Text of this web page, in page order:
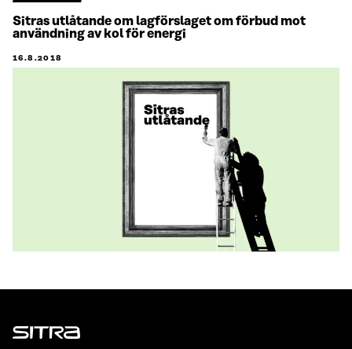
Sitras utlåtande om lagförslaget om förbud mot
användning av kol för energi
16.8.2018
Sitra